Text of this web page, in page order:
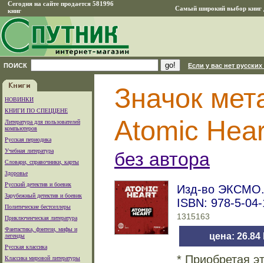
Сегодня на сайте продается 581996
книг
Самый широкий выбор книг
ПОИСК Если у вас нет
НОВИНКИ
КНИГИ ПО СПЕЦЦЕНЕ
Литература для пользователей
компьютеров
Русская периодика
Учебная литература
Словари, справочники, карты
Здоровье
Русский детектив и боевик
Зарубежный детектив и боевик
Политические бестселлеры
Приключенческая литература
Фантастика, фэнтези, мифы и
легенды
Русская классика
Классика мировой литературы
Значок
Atomic
без автора
Изд-во ЭКСМО.
ISBN: 978-5-
1315163
цена: 26.84
* Приобретая